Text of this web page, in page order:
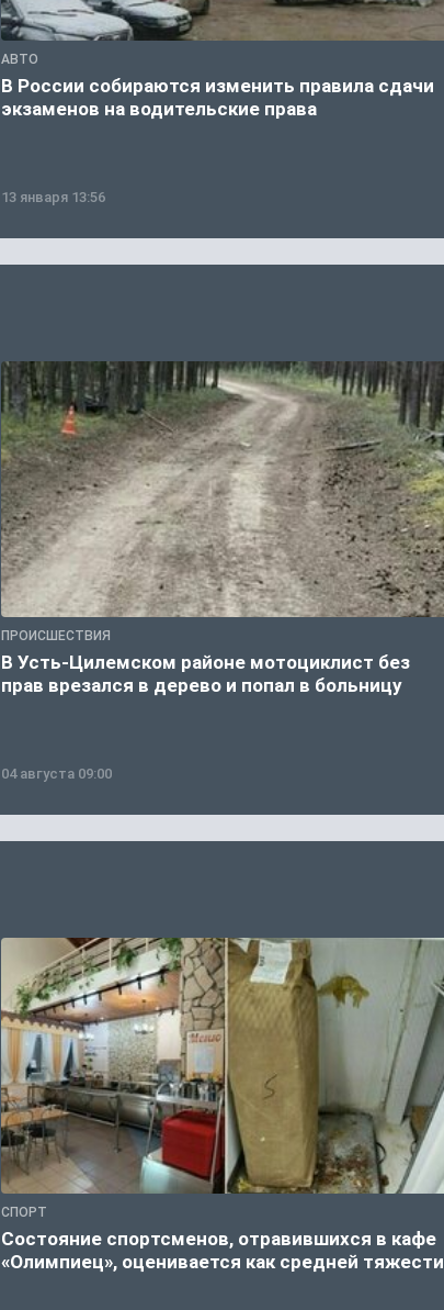
АВТО
В России собираются изменить правила сдачи
экзаменов на водительские права
13 января 13:56
ПРОИСШЕСТВИЯ
В Усть-Цилемском районе мотоциклист без
прав врезался в дерево и попал в больницу
04 августа 09:00
СПОРТ
Состояние спортсменов, отравившихся в кафе
«Олимпиец», оценивается как средней тяжести